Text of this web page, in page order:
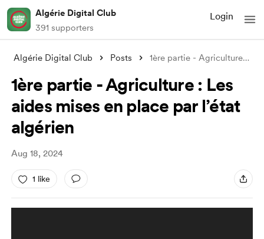
Algérie Digital Club
391 supporters
Login
Algérie Digital Club Posts 1ère partie - Agriculture : Les aides mi
1ère partie - Agriculture : Les
aides mises en place par l’état
algérien
Aug 18, 2024
1 like